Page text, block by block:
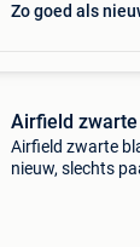
Zo goed als
Airfield
Airfield zwarte
nieuw, slechts